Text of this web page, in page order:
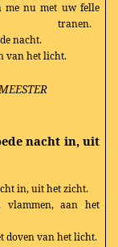
me nu met uw felle
tranen.
nacht.
van het licht.
nacht in, uit
in, uit het zicht.
vlammen, aan het
doven van het licht.